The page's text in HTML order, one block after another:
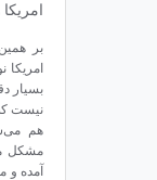
بر
بسیار
نیست
هم
مشکل
آمده و